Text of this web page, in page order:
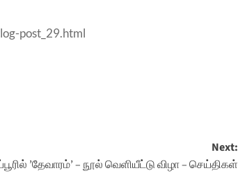
post_29.html
Next:
’தேவாரம்’ – நூல் வெளியீட்டு விழா – செய்திகள்